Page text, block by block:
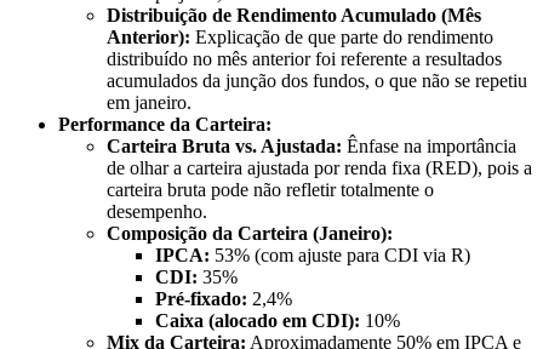
Distribuição de Rendimento Acumulado (Mês
Anterior): Explicação de que parte do rendimento
distribuído no mês anterior foi referente a resultados
acumulados da junção dos fundos, o que não se repetiu
em janeiro.
Performance da Carteira:
Carteira Bruta vs. Ajustada: Ênfase na importância
de olhar a carteira ajustada por renda fixa (RED), pois a
carteira bruta pode não refletir totalmente o
desempenho.
Composição da Carteira (Janeiro):
IPCA: 53% (com ajuste para CDI via R)
CDI: 35%
Pré-fixado: 2,4%
Caixa (alocado em CDI): 10%
Mix da Carteira: Aproximadamente 50% em IPCA e